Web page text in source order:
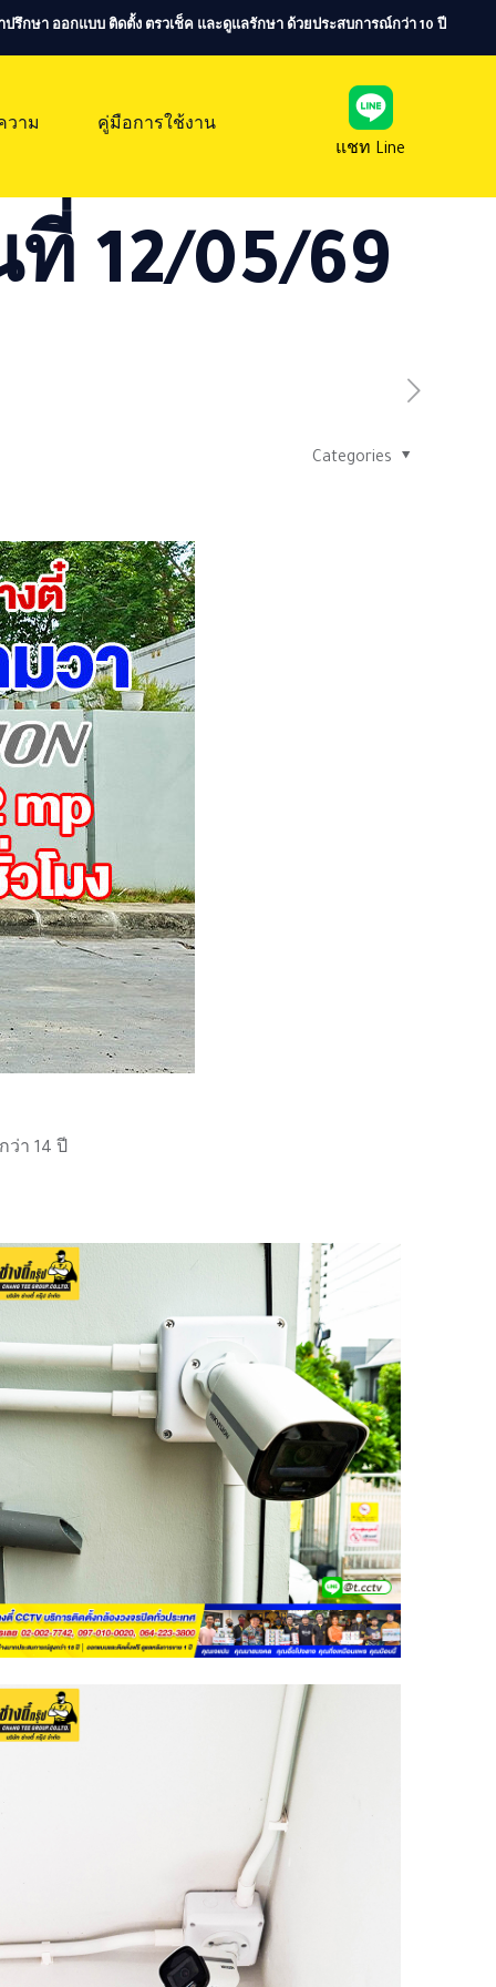
ปรึกษา ออกแบบ ติดตั้ง ตรวเช็ค และดูแลรักษา ด้วยประสบการณ์กว่า 10 ปี
วาม
คู่มือการใช้งาน
แชท Line
12/05/69
Categories
า 14 ปี